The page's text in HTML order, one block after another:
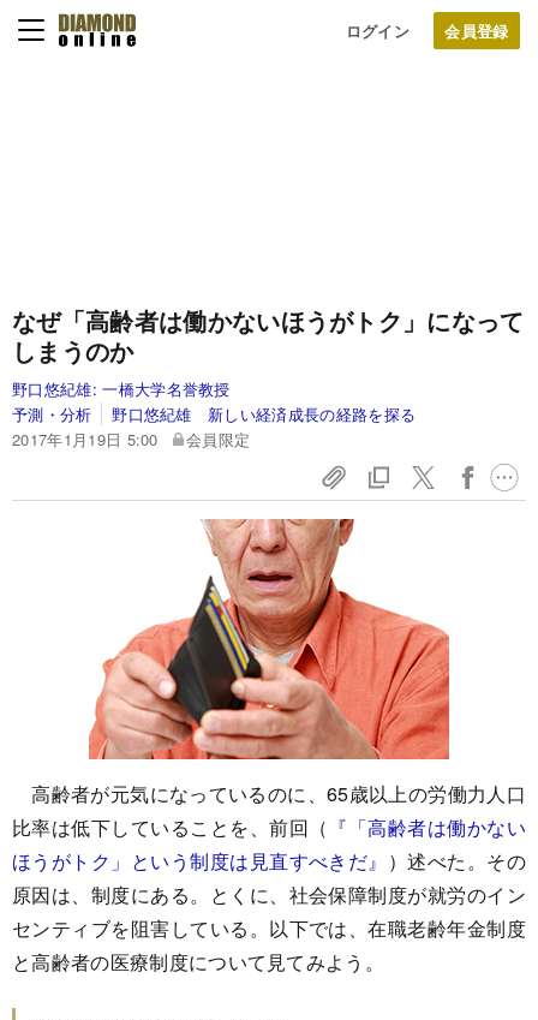
ログイン
なぜ「高齢者は働かないほうがトク」になって
しまうのか
野口悠紀雄:一橋大学名誉教授
予測・分析
野口悠紀雄 新しい経済成長の経路を探る
2017年1月19日 5:00
会員限定
高齢者が元気になっているのに、65歳以上の労働力人口
比率は低下していることを、前回（ 『「高齢者は働かない
ほうがトク」という制度は見直すべきだ』 ）述べた。その
原因は、制度にある。とくに、社会保障制度が就労のイン
センティブを阻害している。以下では、在職老齢年金制度
と高齢者の医療制度について見てみよう。